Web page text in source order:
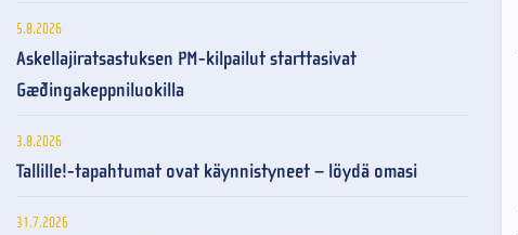
5.8.2026
Askellajiratsastuksen PM-kilpailut starttasivat
Gæðingakeppniluokilla
3.8.2026
Tallille!-tapahtumat ovat käynnistyneet – löydä omasi
31.7.2026